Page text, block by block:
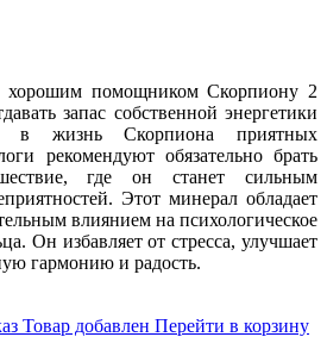
хорошим помощником Скорпиону 2
запас собственной энергетики
в жизнь Скорпиона приятных
рекомендуют обязательно брать
где он станет сильным
Этот минерал обладает
влиянием на психологическое
Он избавляет от стресса, улучшает
гармонию и радость.
Товар добавлен Перейти в корзину